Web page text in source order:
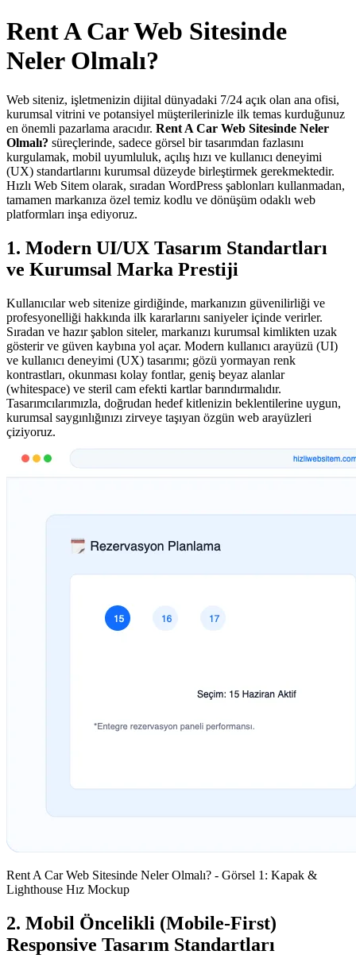
Rent A Car Web Sitesinde
Neler Olmalı?
Web siteniz, işletmenizin dijital dünyadaki 7/24 açık olan ana ofisi,
kurumsal vitrini ve potansiyel müşterilerinizle ilk temas kurduğunuz
en önemli pazarlama aracıdır. Rent A Car Web Sitesinde Neler
Olmalı? süreçlerinde, sadece görsel bir tasarımdan fazlasını
kurgulamak, mobil uyumluluk, açılış hızı ve kullanıcı deneyimi
(UX) standartlarını kurumsal düzeyde birleştirmek gerekmektedir.
Hızlı Web Sitem olarak, sıradan WordPress şablonları kullanmadan,
tamamen markanıza özel temiz kodlu ve dönüşüm odaklı web
platformları inşa ediyoruz.
1. Modern UI/UX Tasarım Standartları
ve Kurumsal Marka Prestiji
Kullanıcılar web sitenize girdiğinde, markanızın güvenilirliği ve
profesyonelliği hakkında ilk kararlarını saniyeler içinde verirler.
Sıradan ve hazır şablon siteler, markanızı kurumsal kimlikten uzak
gösterir ve güven kaybına yol açar. Modern kullanıcı arayüzü (UI)
ve kullanıcı deneyimi (UX) tasarımı; gözü yormayan renk
kontrastları, okunması kolay fontlar, geniş beyaz alanlar
(whitespace) ve steril cam efekti kartlar barındırmalıdır.
Tasarımcılarımızla, doğrudan hedef kitlenizin beklentilerine uygun,
kurumsal saygınlığınızı zirveye taşıyan özgün web arayüzleri
çiziyoruz.
Rent A Car Web Sitesinde Neler Olmalı? - Görsel 1: Kapak &
Lighthouse Hız Mockup
2. Mobil Öncelikli (Mobile-First)
Responsive Tasarım Standartları